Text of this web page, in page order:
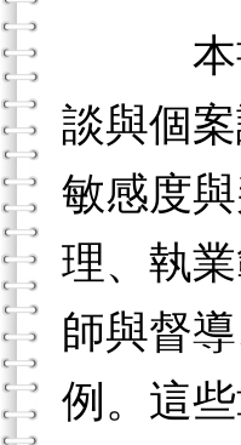
本書
談與個
敏感度
理、執
師與督
例。這